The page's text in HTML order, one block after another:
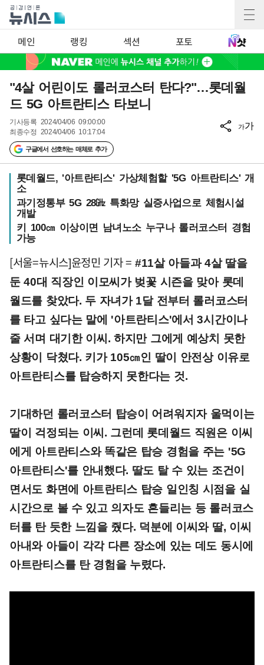
메인 랭킹 섹션 포토
"4살 어린이도 롤러코스터 탄다?"…롯데월
드 5G 아트란티스 타보니
기사등록 2024/04/06 09:00:00
최종수정 2024/04/06 10:17:04
구글에서 선호하는 매체로 추가
가가
롯데월드, '아트란티스' 가상체험할 '5G 아트란티스' 개
소
과기정통부 5G 28㎓ 특화망 실증사업으로 체험시설
개발
키 100㎝ 이상이면 남녀노소 누구나 롤러코스터 경험
가능
[서울=뉴시스]윤정민 기자 = #11살 아들과 4살 딸을
둔 40대 직장인 이모씨가 벚꽃 시즌을 맞아 롯데
월드를 찾았다. 두 자녀가 1달 전부터 롤러코스터
를 타고 싶다는 말에 '아트란티스'에서 3시간이나
줄 서며 대기한 이씨. 하지만 그에게 예상치 못한
상황이 닥쳤다. 키가 105㎝인 딸이 안전상 이유로
아트란티스를 탑승하지 못한다는 것.
기대하던 롤러코스터 탑승이 어려워지자 울먹이는
딸이 걱정되는 이씨. 그런데 롯데월드 직원은 이씨
에게 아트란티스와 똑같은 탑승 경험을 주는 '5G
아트란티스'를 안내했다. 딸도 탈 수 있는 조건이
면서도 화면에 아트란티스 탑승 일인칭 시점을 실
시간으로 볼 수 있고 의자도 흔들리는 등 롤러코스
터를 탄 듯한 느낌을 줬다. 덕분에 이씨와 딸, 이씨
아내와 아들이 각각 다른 장소에 있는 데도 동시에
아트란티스를 탄 경험을 누렸다.